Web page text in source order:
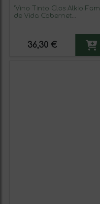
'Vino Tinto Clos Alkio Fam
de Vida Cabernet
36,30 €